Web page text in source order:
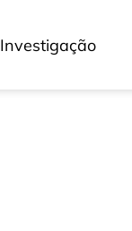
Investigação